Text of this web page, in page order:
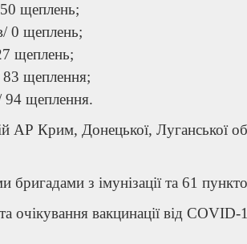
щеплень;
0 щеплень;
щеплень;
83 щеплення;
94 щеплення.
АР Крим, Донецької, Луганської
з імунізації та 61
очікування вакцинації від COVID-